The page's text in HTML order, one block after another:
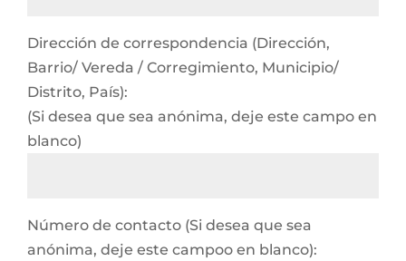
Dirección de correspondencia (Dirección,
Barrio/ Vereda / Corregimiento, Municipio/
Distrito, País):
(Si desea que sea anónima, deje este campo en
blanco)
Número de contacto (Si desea que sea
anónima, deje este campoo en blanco):